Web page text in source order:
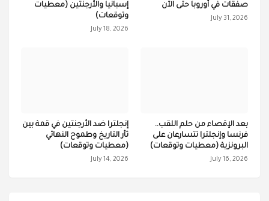
صفقات في أوروبا حتى الآن
July 31, 2026
إسبانيا والأرجنتين (معطيات
وتوقعات)
July 18, 2026
بعد الإقصاء من حلم اللقب..
فرنسا وإنجلترا تتسارعان على
البرونزية (معطيات وتوقعات)
July 16, 2026
إنجلترا ضد الأرجنتين في قمة بين
ثأر التاريخ وطموح النهائي
(معطيات وتوقعات)
July 14, 2026